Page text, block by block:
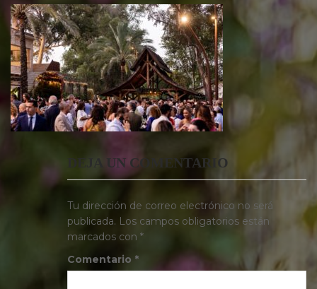
DEJA UN COMENTARIO
Tu dirección de correo electrónico no será
publicada. Los campos obligatorios están
marcados con *
Comentario *